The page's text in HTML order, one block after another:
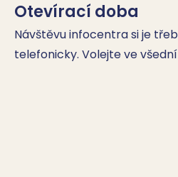
Otevírací doba
Návštěvu infocentra si je
telefonicky. Volejte ve všední